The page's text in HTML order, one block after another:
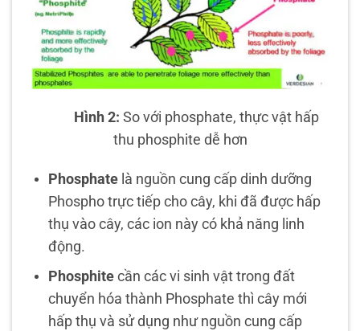
Hình 2: So với phosphate, thực vật hấp
thu phosphite dễ hơn
Phosphatelà nguồn cung cấp dinh dưỡng
Phospho trực tiếp cho cây, khi đã được hấp
thụ vào cây, các ion này có khả năng linh
động.
Phosphite cần các vi sinh vật trong đất
chuyển hóa thành Phosphate thì cây mới
hấp thụ và sử dụng như nguồn cung cấp